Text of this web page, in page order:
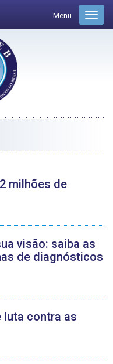
Menu
milhões de
visão: saiba as
de diagnósticos
luta contra as